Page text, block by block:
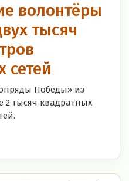
волонтёры
тысяч
сетей
Победы» из
2 тысяч квадратных